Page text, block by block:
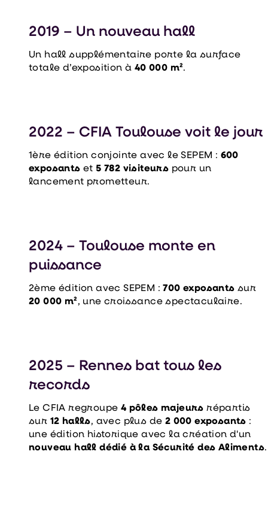
2019 – Un nouveau hall
Un hall supplémentaire porte la surface
totale d’exposition à 40 000 m².
2022 – CFIA Toulouse voit le jour
1ère édition conjointe avec le SEPEM : 600
exposants et5 782 visiteurs pour un
lancement prometteur.
2024 – Toulouse monte en
puissance
2ème édition avec SEPEM :700 exposants sur
20 000 m², une croissance spectaculaire.
2025 – Rennes bat tous les
records
Le CFIA regroupe 4 pôles majeurs répartis
sur 12 halls, avec plus de 2 000 exposants :
une édition historique avec la création d'un
nouveau hall dédié à la Sécurité des Aliments.